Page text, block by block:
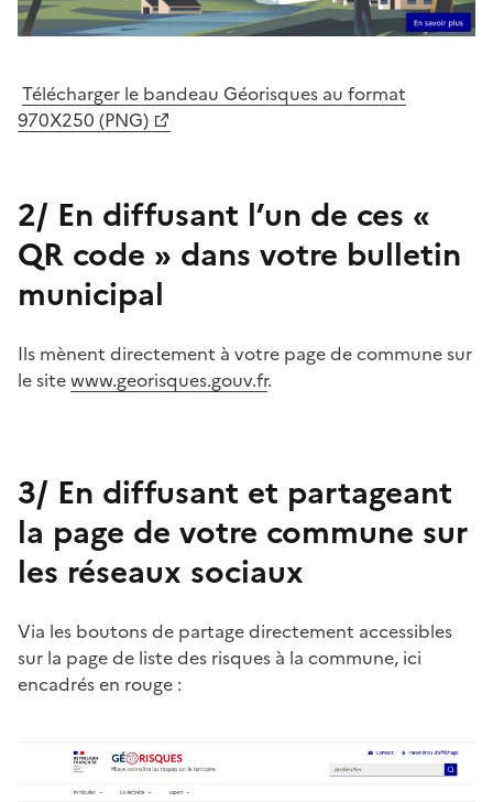
Télécharger le bandeau Géorisques au format
970X250 (PNG)
2/ En diffusant l’un de ces «
QR code » dans votre bulletin
municipal
Ils mènent directement à votre page de commune sur
le sitewww.georisques.gouv.fr.
3/ En diffusant et partageant
la page de votre commune sur
les réseaux sociaux
Via les boutons de partage directement accessibles
sur la page de liste des risques à la commune, ici
encadrés en rouge :